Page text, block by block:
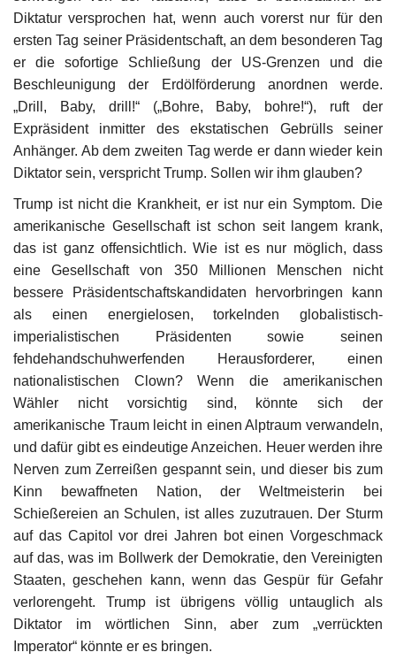
Diktatur versprochen hat, wenn auch vorerst nur für den
ersten Tag seiner Präsidentschaft, an dem besonderen Tag
er die sofortige Schließung der US-Grenzen und die
Beschleunigung der Erdölförderung anordnen werde.
„Drill, Baby, drill!“ („Bohre, Baby, bohre!“), ruft der
Expräsident inmitter des ekstatischen Gebrülls seiner
Anhänger. Ab dem zweiten Tag werde er dann wieder kein
Diktator sein, verspricht Trump. Sollen wir ihm glauben?
Trump ist nicht die Krankheit, er ist nur ein Symptom. Die
amerikanische Gesellschaft ist schon seit langem krank,
das ist ganz offensichtlich. Wie ist es nur möglich, dass
eine Gesellschaft von 350 Millionen Menschen nicht
bessere Präsidentschaftskandidaten hervorbringen kann
als einen energielosen, torkelnden globalistisch-
imperialistischen Präsidenten sowie seinen
fehdehandschuhwerfenden Herausforderer, einen
nationalistischen Clown? Wenn die amerikanischen
Wähler nicht vorsichtig sind, könnte sich der
amerikanische Traum leicht in einen Alptraum verwandeln,
und dafür gibt es eindeutige Anzeichen. Heuer werden ihre
Nerven zum Zerreißen gespannt sein, und dieser bis zum
Kinn bewaffneten Nation, der Weltmeisterin bei
Schießereien an Schulen, ist alles zuzutrauen. Der Sturm
auf das Capitol vor drei Jahren bot einen Vorgeschmack
auf das, was im Bollwerk der Demokratie, den Vereinigten
Staaten, geschehen kann, wenn das Gespür für Gefahr
verlorengeht. Trump ist übrigens völlig untauglich als
Diktator im wörtlichen Sinn, aber zum „verrückten
Imperator“ könnte er es bringen.